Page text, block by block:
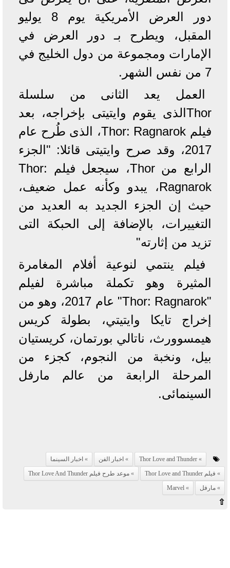
دور العرض الأمريكية يوم 8 يوليو
المقبل، ويطرح بـ دور العرض في
الإمارات ومجموعة من دول الخليج في
7 من نفس الشهر.
العمل يعد الثانى من سلسلة
Thorالذى يقوم وايتيتى بإخراجه، بعد
فيلم Thor: Ragnarok، الذى طُرح عام
2017، وقد صرح وايتيتى قائلا: "الجزء
الرابع من Thor، سيجعل فيلم Thor:
Ragnarok، يبدو وكأنه عمل ضعيف،
حيث إن الجزء الجديد به العديد من
التغييرات، بالإضافة إلى الحبكة التى
تزيد من إثارته"
فيلم ينتمي لنوعية أفلام المغامرة
المثيرة وهو تكملة مباشرة لفيلم
"Thor: Ragnarok" عام 2017، وهو من
إخراج تايكا وايتيتي، بطولة كريس
هيمسوورث، ناتالي بورتمان، كريستيان
بيل، ونخبة من النجوم، كجزء من
المرحلة الرابعة من عالم مارفل
السينمائى.
Thor Love and Thunder اخبار الفن
اخبار السينما
فيلم Thor Love and Thunder
موعد طرح فيلم Thor Love And Thunder
مارفل
Marvel
⇧